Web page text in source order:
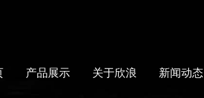
产品展示 关于欣浪 新闻动态